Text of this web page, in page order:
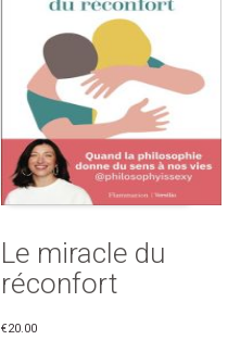
Le miracle du
réconfort
€20.00